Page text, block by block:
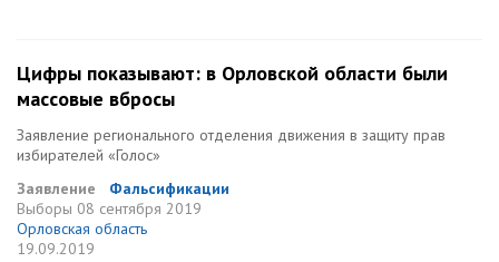
Цифры показывают: в Орловской области были
массовые вбросы
Заявление регионального отделения движения в защиту прав
избирателей «Голос»
Заявление
Фальсификации
Выборы 08 сентября 2019
Орловская область
19.09.2019